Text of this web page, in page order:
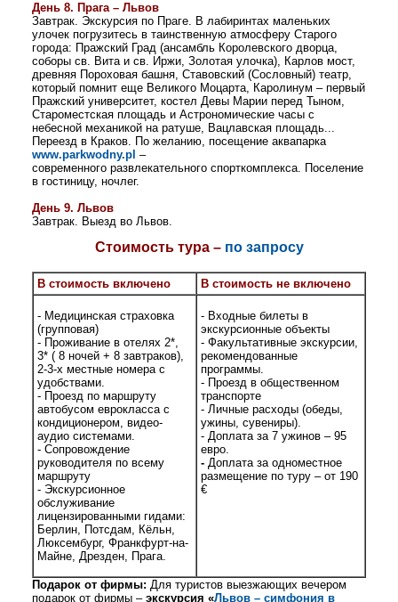
День 8. Прага – Львов
Завтрак. Экскурсия по Праге. В лабиринтах маленьких
улочек погрузитесь в таинственную атмосферу Старого
города: Пражский Град (ансамбль Королевского дворца,
соборы св. Вита и св. Иржи, Золотая улочка), Карлов мост,
древняя Пороховая башня, Ставовский (Сословный) театр,
который помнит еще Великого Моцарта, Каролинум – первый
Пражский университет, костел Девы Марии перед Тыном,
Староместская площадь и Астрономические часы с
небесной механикой на ратуше, Вацлавская площадь...
Переезд в Краков. По желанию, посещение аквапарка
www.parkwodny.pl –
современного развлекательного спорткомплекса. Поселение
в гостиницу, ночлег.
День 9. Львов
Завтрак. Выезд во Львов.
Стоимость тура – по запросу
В стоимость включено В стоимость не включено
- Медицинская страховка
(групповая)
- Проживание в отелях 2*,
3* ( 8 ночей + 8 завтраков),
2-3-х местные номера с
удобствами.
- Проезд по маршруту
автобусом еврокласса с
кондиционером, видео-
аудио системами.
- Сопровождение
руководителя по всему
маршруту
- Экскурсионное
обслуживание
лицензированными гидами:
Берлин, Потсдам, Кёльн,
Люксембург, Франкфурт-на-
Майне, Дрезден, Прага.
- Входные билеты в
экскурсионные объекты
- Факультативные экскурсии,
рекомендованные
программы.
- Проезд в общественном
транспорте
- Личные расходы (обеды,
ужины, сувениры).
- Доплата за 7 ужинов – 95
евро.
- Доплата за одноместное
размещение по туру – от 190
€
Подарок от фирмы: Для туристов выезжающих вечером
подарок от фирмы – экскурсия «Львов – симфония в